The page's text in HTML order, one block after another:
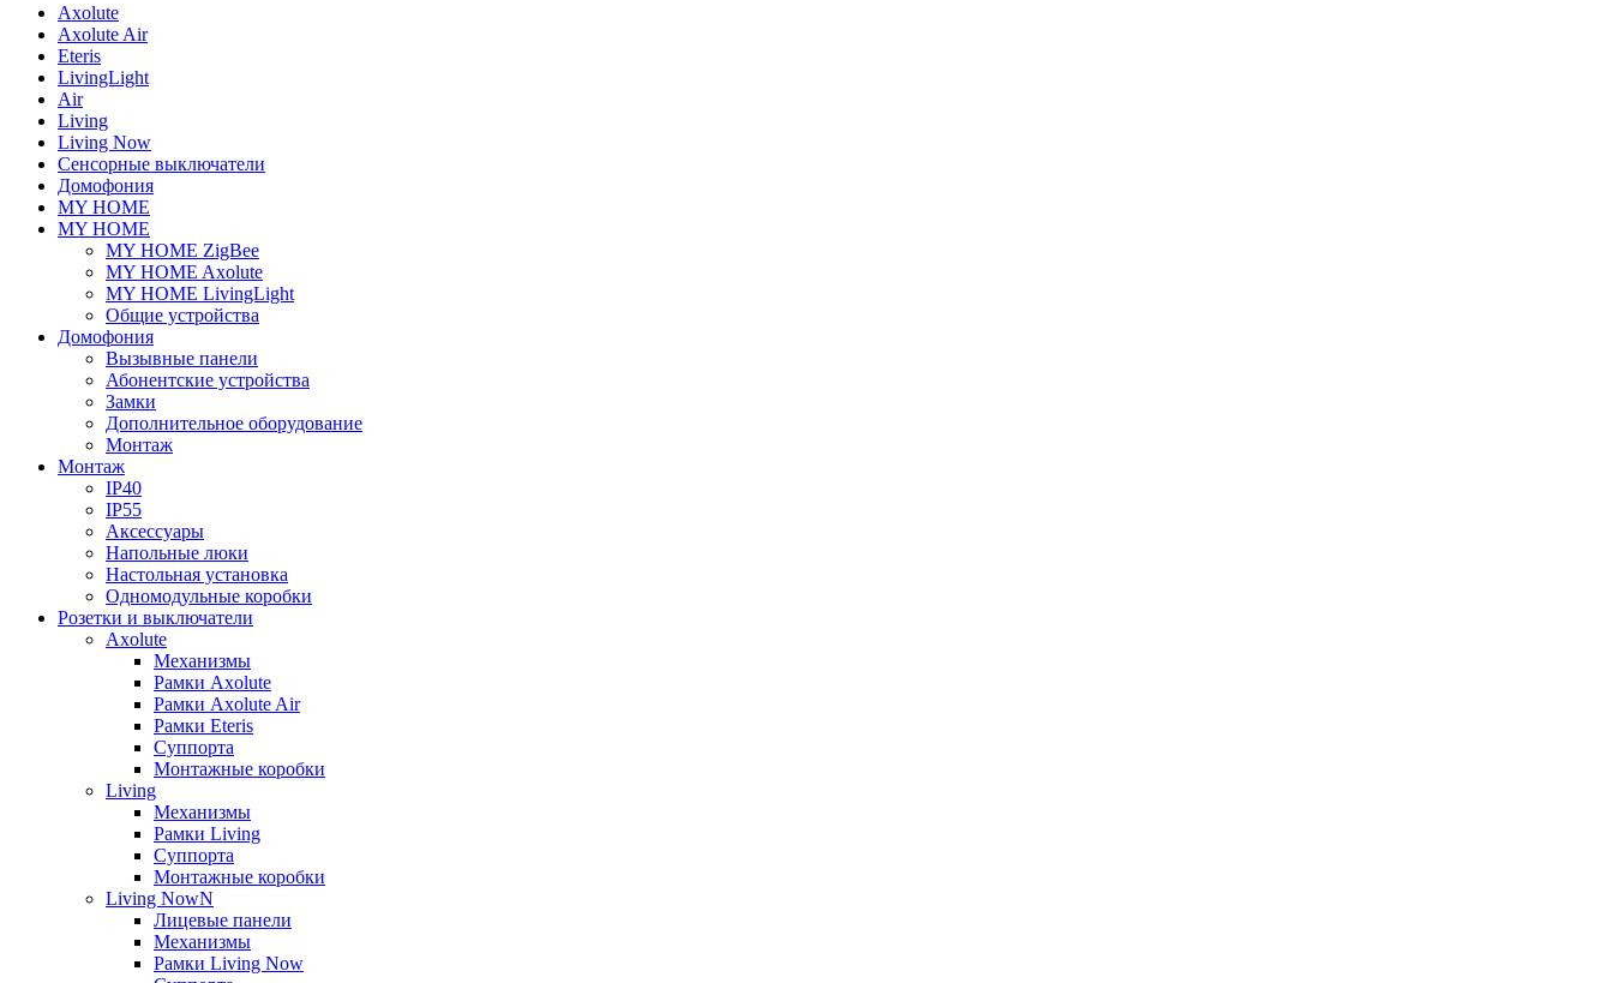
Axolute
Axolute Air
Eteris
LivingLight
Air
Living
Living Now
Сенсорные выключатели
Домофония
MY HOME
MY HOME
MY HOME ZigBee
MY HOME Axolute
MY HOME LivingLight
Общие устройства
Домофония
Вызывные панели
Абонентские устройства
Замки
Дополнительное оборудование
Монтаж
Монтаж
IP40
IP55
Аксессуары
Напольные люки
Настольная установка
Одномодульные коробки
Розетки и выключатели
Axolute
Механизмы
Рамки Axolute
Рамки Axolute Air
Рамки Eteris
Суппорта
Монтажные коробки
Living
Механизмы
Рамки Living
Суппорта
Монтажные коробки
Living NowN
Лицевые панели
Механизмы
Рамки Living Now